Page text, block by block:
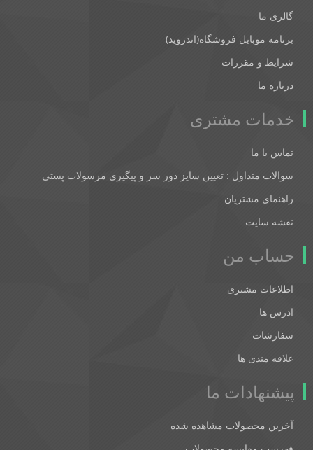
گالری ما
برنامه موبایل فروشگاه(اندروید)
شرایط و مقررات
درباره ما
خدمات مشتری
تماس با ما
سوالات متداول : تعیین سایز دور سر و پیگیری مرسولات پستی
راهنمای مشتریان
نقشه سایت
حساب من
اطلاعات مشتری
ادرس ها
سفارشات
علاقه مندی ها
پیشنهادات ما
آخرین محصولات مشاهده شده